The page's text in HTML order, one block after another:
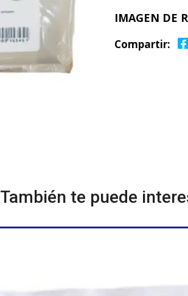
IMAGEN DE
Compartir:
También te puede